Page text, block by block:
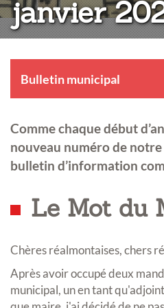
janvier
Bulletin municipal
Comme chaque début
nouveau numéro de notre
bulletin d’information
Le Mot du
Chères réalmontaises, chers
Après avoir occupé deux
municipal, un en tant